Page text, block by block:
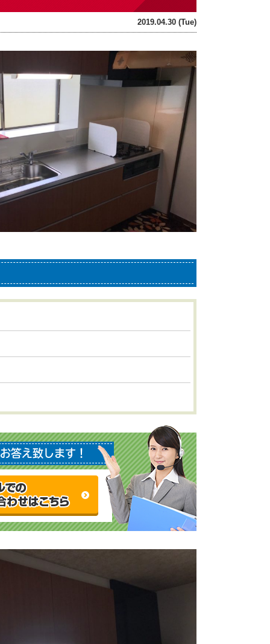
2019.04.30 (Tue)
答え致します！